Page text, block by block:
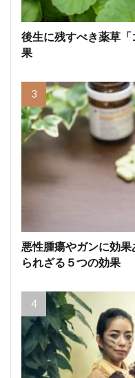
後生に残すべき薬草
果
悪性腫瘍やガンに効
られざる５つの効果